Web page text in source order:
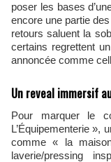
poser les bases
encore une partie
retours saluent la
certains regrettent
annoncée comme
Un reveal immersif
Pour marquer le coup, le club et PUMA ont installé «
L’Équipementerie »,
comme « la
laverie/pressing